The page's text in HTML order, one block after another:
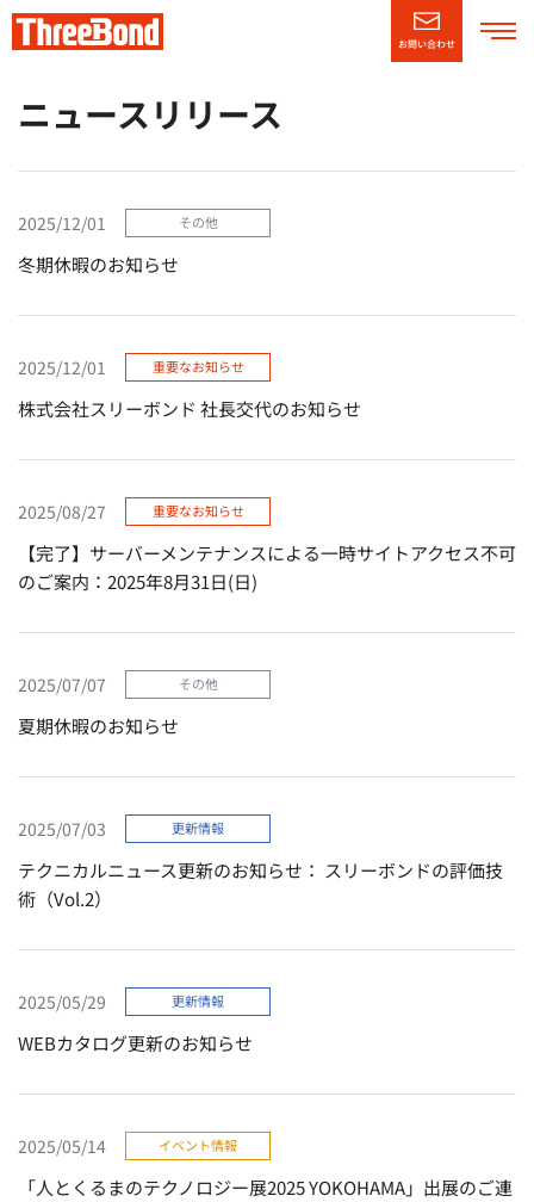
お問い合わせ
企業情報
製品情報
技術・サポート情報
CSR情報
ニュースリリース
ニュースリリース
2025/12/01 その他
冬期休暇のお知らせ
2025/12/01 重要なお知らせ
株式会社スリーボンド 社長交代のお知らせ
2025/08/27 重要なお知らせ
【完了】サーバーメンテナンスによる一時サイトアクセス不可
のご案内：2025年8月31日(日)
2025/07/07 その他
夏期休暇のお知らせ
2025/07/03 更新情報
テクニカルニュース更新のお知らせ： スリーボンドの評価技
術（Vol.2）
2025/05/29 更新情報
WEBカタログ更新のお知らせ
2025/05/14 イベント情報
「人とくるまのテクノロジー展2025 YOKOHAMA」出展のご連